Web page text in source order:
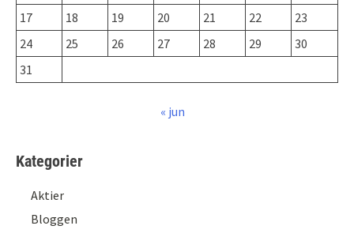
17
18 19 20 21 22
23
24
25 26 27 28 29
30
31
« jun
Kategorier
Aktier
Bloggen